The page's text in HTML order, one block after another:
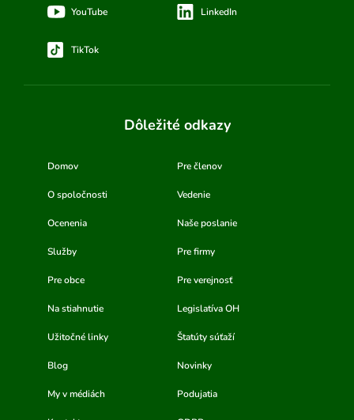
YouTube LinkedIn
TikTok
Dôležité odkazy
Domov Pre členov
O spoločnosti Vedenie
Ocenenia Naše poslanie
Služby Pre firmy
Pre obce Pre verejnosť
Na stiahnutie Legislatíva OH
Užitočné linky Štatúty súťaží
Blog Novinky
My v médiách Podujatia